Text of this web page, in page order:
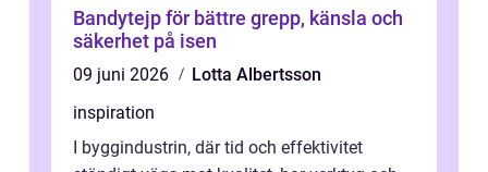
Bandytejp för bättre grepp, känsla och
säkerhet på isen
09 juni 2026
Lotta Albertsson
inspiration
I byggindustrin, där tid och effektivitet